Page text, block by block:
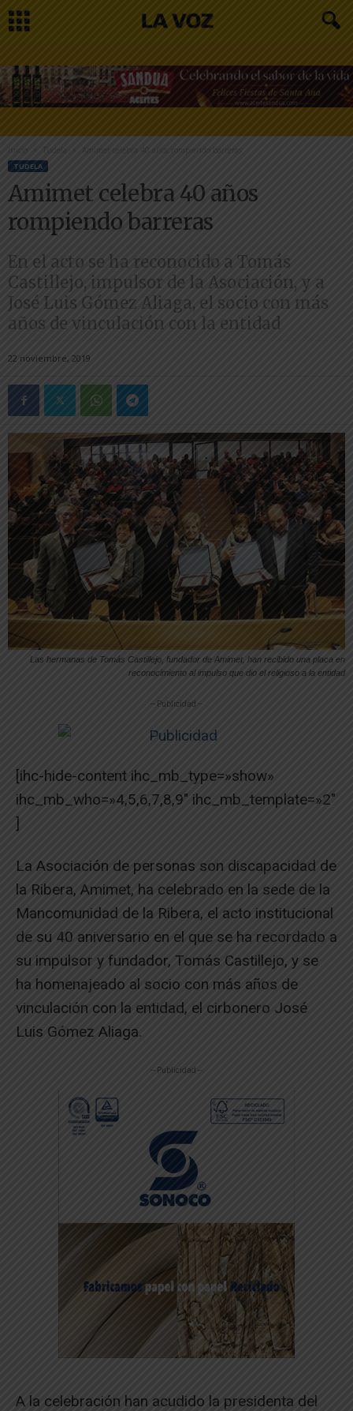
Inicio Tudela Amimet celebra 40 años rompiendo barreras
TUDELA
Amimet celebra 40 años
rompiendo barreras
En el acto se ha reconocido a Tomás
Castillejo, impulsor de la Asociación, y a
José Luis Gómez Aliaga, el socio con más
años de vinculación con la entidad
22 noviembre, 2019
Las hermanas de Tomás Castillejo, fundador de Amimet, han recibido una placa en
reconocimiento al impulso que dio el religioso a la entidad
-- Publicidad --
[ihc-hide-content ihc_mb_type=»show»
ihc_mb_who=»4,5,6,7,8,9″ ihc_mb_template=»2″
]
La Asociación de personas son discapacidad de
la Ribera, Amimet, ha celebrado en la sede de la
Mancomunidad de la Ribera, el acto institucional
de su 40 aniversario en el que se ha recordado a
su impulsor y fundador, Tomás Castillejo, y se
ha homenajeado al socio con más años de
vinculación con la entidad, el cirbonero José
Luis Gómez Aliaga.
-- Publicidad --
A la celebración han acudido la presidenta del